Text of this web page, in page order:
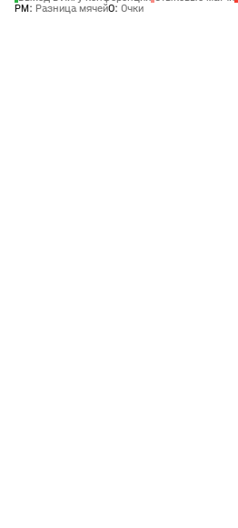
РМ: Разница мячейО: Очки